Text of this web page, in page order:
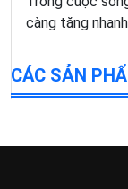
càng tăng
CÁC SẢN